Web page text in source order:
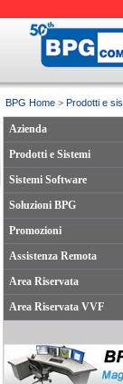
BPG Home > Prodotti e
Azienda
Prodotti e Sistemi
Sistemi Software
Soluzioni BPG
Promozioni
Assistenza Remota
Area Riservata
Area Riservata VVF